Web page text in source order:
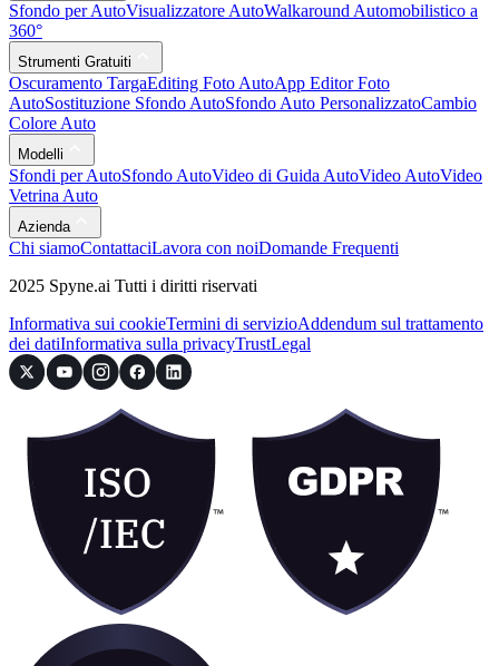
Sfondo per AutoVisualizzatore AutoWalkaround Automobilistico a
360°
Strumenti Gratuiti
Oscuramento TargaEditing Foto AutoApp Editor Foto
AutoSostituzione Sfondo AutoSfondo Auto PersonalizzatoCambio
Colore Auto
Modelli
Sfondi per AutoSfondo AutoVideo di Guida AutoVideo AutoVideo
Vetrina Auto
Azienda
Chi siamoContattaciLavora con noiDomande Frequenti
2025 Spyne.ai Tutti i diritti riservati
Informativa sui cookieTermini di servizioAddendum sul trattamento
dei datiInformativa sulla privacyTrustLegal